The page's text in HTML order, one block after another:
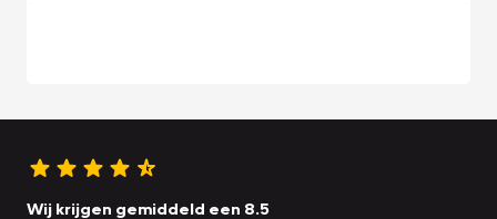
Wij krijgen gemiddeld een 8.5